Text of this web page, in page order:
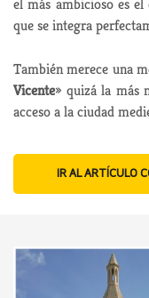
el más ambicioso es
que se integra
También merece una
Vicente» quizá la más
acceso a la ciudad
IR AL ARTÍCULO